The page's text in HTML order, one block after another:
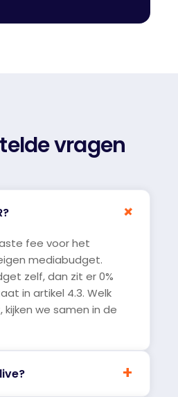
vragen
+
fee voor het
mediabudget.
zelf, dan zit er 0%
in artikel 4.3. Welk
we samen in de
+